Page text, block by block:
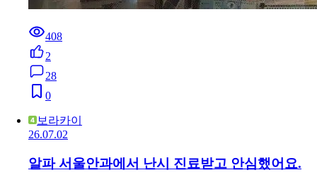
408
2
28
0
보라카이
26.07.02
알파 서울안과에서 난시 진료받고 안심했어요.